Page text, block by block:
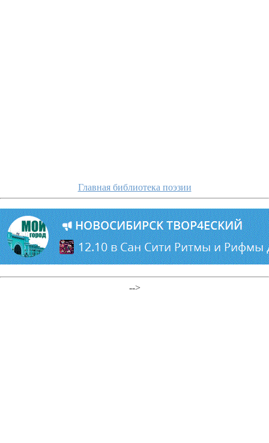
Главная библиотека поэзии
-->